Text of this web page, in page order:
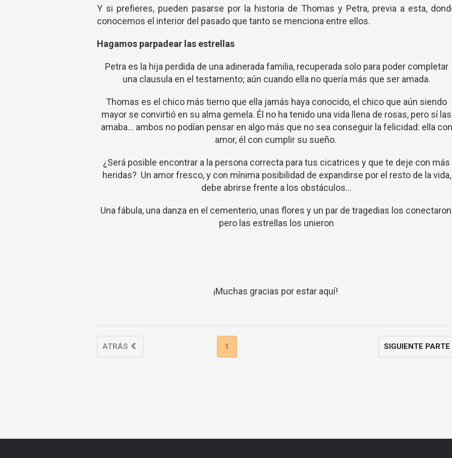
Y si prefieres, pueden pasarse por la historia de Thomas y Petra, previa a esta,
conocemos el interior del pasado que tanto se menciona entre ellos.
Hagamos parpadear las estrellas
Petra es la hija perdida de una adinerada familia, recuperada solo para poder completar
una clausula en el testamento; aún cuando ella no quería más que ser amada.
Thomas es el chico más tierno que ella jamás haya conocido, el chico que aún siendo
mayor se convirtió en su alma gemela. Él no ha tenido una vida llena de rosas, pero sí las
amaba... ambos no podían pensar en algo más que no sea conseguir la felicidad: ella con
amor, él con cumplir su sueño.
¿Será posible encontrar a la persona correcta para tus cicatrices y que te deje con más
heridas? Un amor fresco, y con mínima posibilidad de expandirse por el resto de la vida,
debe abrirse frente a los obstáculos...
Una fábula, una danza en el cementerio, unas flores y un par de tragedias los
pero las estrellas los unieron
¡Muchas gracias por estar aquí!
ATRÁS 1 SIGUIENTE PARTE